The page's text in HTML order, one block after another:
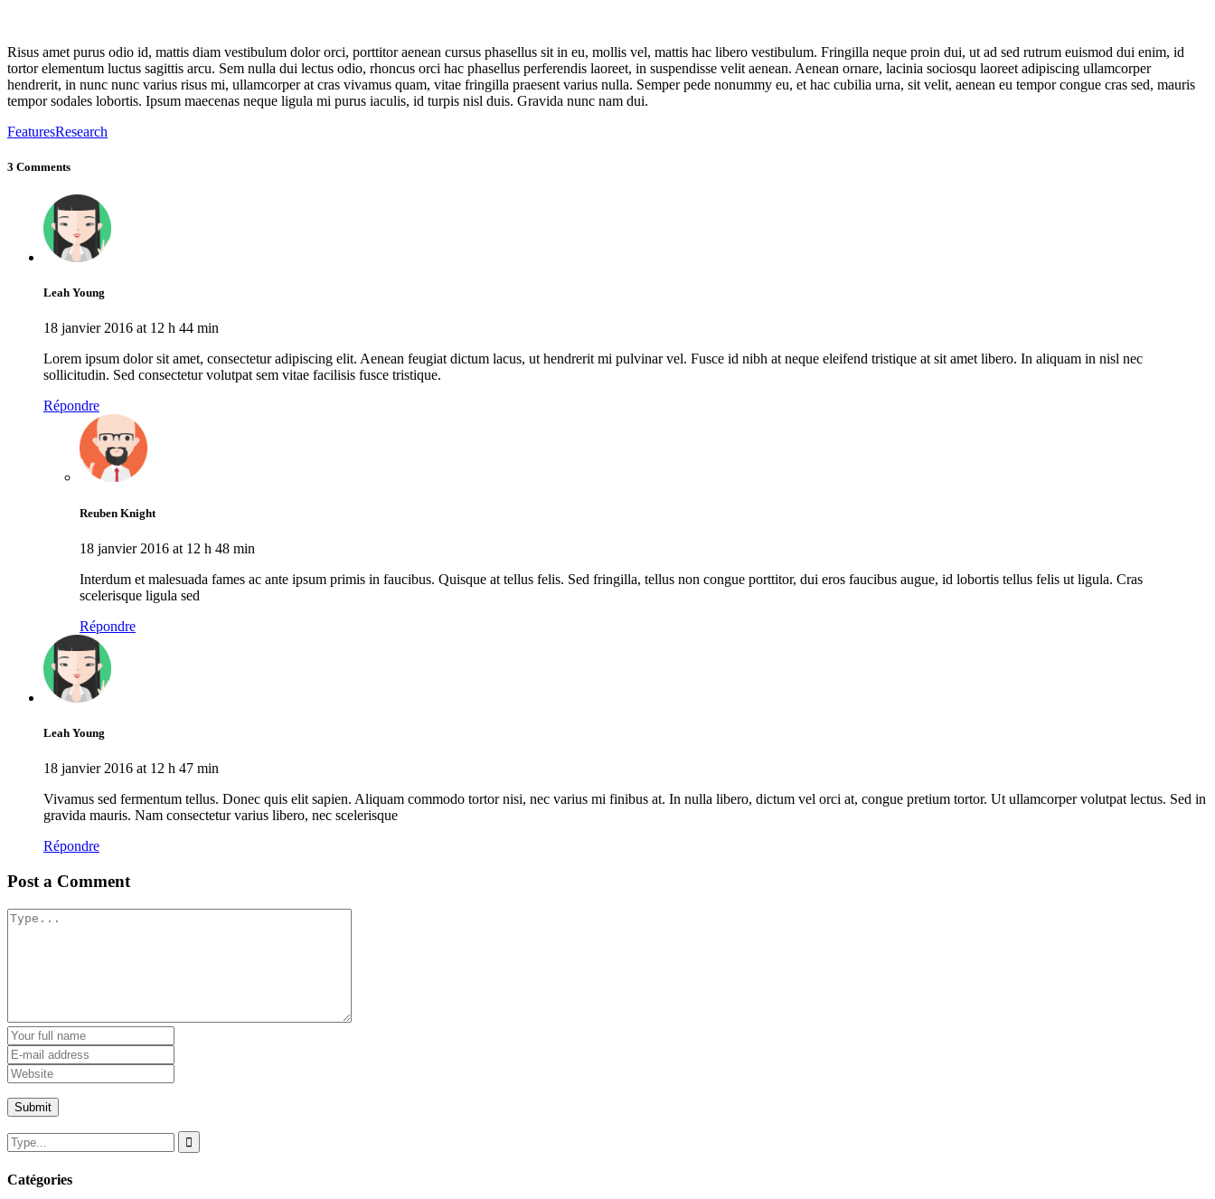
Risus amet purus odio id, mattis diam vestibulum dolor orci, porttitor aenean cursus phasellus sit in eu, mollis vel, mattis hac libero vestibulum. Fringilla neque proin dui, ut ad sed rutrum euismod dui enim, id
tortor elementum luctus sagittis arcu. Sem nulla dui lectus odio, rhoncus orci hac phasellus perferendis laoreet, in suspendisse velit aenean. Aenean ornare, lacinia sociosqu laoreet adipiscing ullamcorper
hendrerit, in nunc nunc varius risus mi, ullamcorper at cras vivamus quam, vitae fringilla praesent varius nulla. Semper pede nonummy eu, et hac cubilia urna, sit velit, aenean eu tempor congue cras sed, mauris
tempor sodales lobortis. Ipsum maecenas neque ligula mi purus iaculis, id turpis nisl duis. Gravida nunc nam dui.
FeaturesResearch
3 Comments
Leah Young
18 janvier 2016 at 12 h 44 min
Lorem ipsum dolor sit amet, consectetur adipiscing elit. Aenean feugiat dictum lacus, ut hendrerit mi pulvinar vel. Fusce id nibh at neque eleifend tristique at sit amet libero. In aliquam in nisl nec
sollicitudin. Sed consectetur volutpat sem vitae facilisis fusce tristique.
Répondre
Reuben Knight
18 janvier 2016 at 12 h 48 min
Interdum et malesuada fames ac ante ipsum primis in faucibus. Quisque at tellus felis. Sed fringilla, tellus non congue porttitor, dui eros faucibus augue, id lobortis tellus felis ut ligula. Cras
scelerisque ligula sed
Répondre
Leah Young
18 janvier 2016 at 12 h 47 min
Vivamus sed fermentum tellus. Donec quis elit sapien. Aliquam commodo tortor nisi, nec varius mi finibus at. In nulla libero, dictum vel orci at, congue pretium tortor. Ut ullamcorper volutpat lectus. Sed in
gravida mauris. Nam consectetur varius libero, nec scelerisque
Répondre
Post a Comment
Catégories